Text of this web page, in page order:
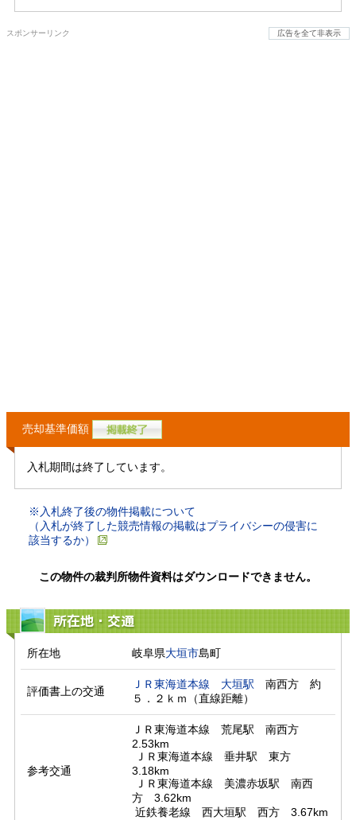
スポンサーリンク 広告を全て非表示
売却基準価額
入札期間は終了しています。
※入札終了後の物件掲載について
（入札が終了した競売情報の掲載はプライバシーの侵害に
該当するか）
この物件の裁判所物件資料はダウンロードできません。
所在地・交通
所在地 岐阜県大垣市島町
評価書上の交通
ＪＲ東海道本線 大垣駅 南西方　約
５．２ｋｍ（直線距離）
参考交通
ＪＲ東海道本線　荒尾駅　南西方
2.53km
3.18km
方　3.62km
近鉄養老線　西大垣駅　西方　3.67km